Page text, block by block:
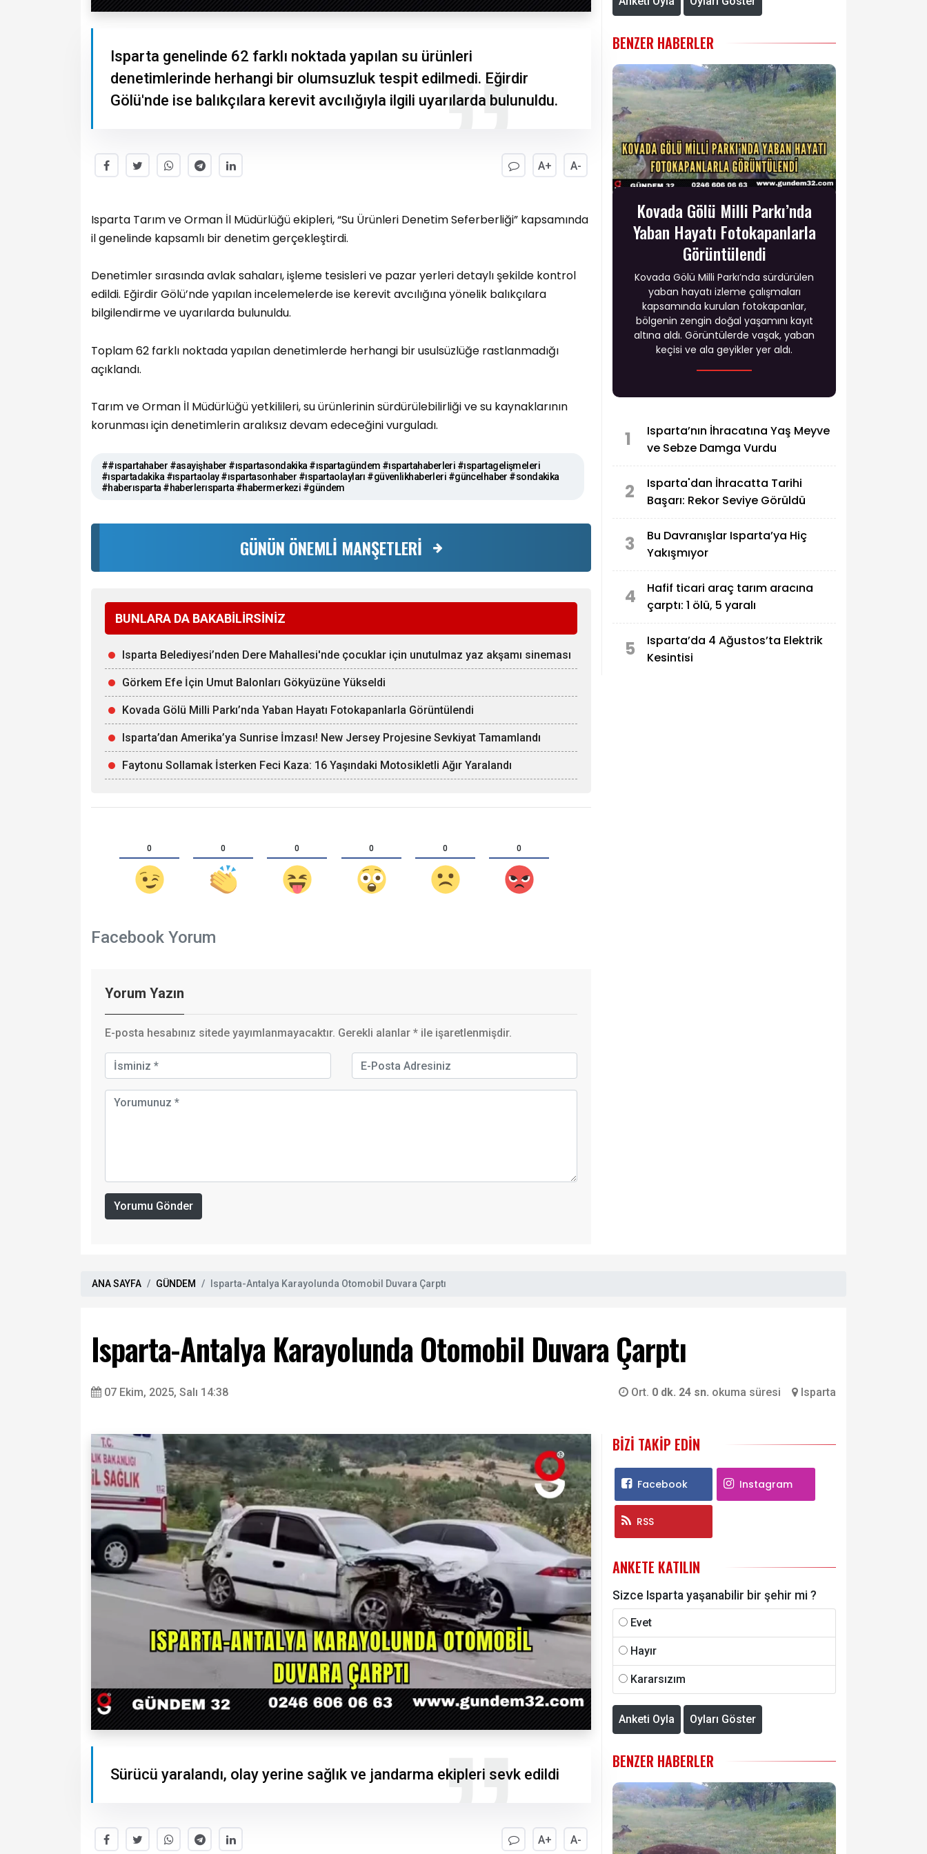
Isparta genelinde 62 farklı noktada yapılan su ürünleri
denetimlerinde herhangi bir olumsuzluk tespit edilmedi. Eğirdir
Gölü'nde ise balıkçılara kerevit avcılığıyla ilgili uyarılarda bulunuldu.
A+ A-
Isparta Tarım ve Orman İl Müdürlüğü ekipleri, “Su Ürünleri Denetim Seferberliği” kapsamında
il genelinde kapsamlı bir denetim gerçekleştirdi.
Denetimler sırasında avlak sahaları, işleme tesisleri ve pazar yerleri detaylı şekilde kontrol
edildi. Eğirdir Gölü’nde yapılan incelemelerde ise kerevit avcılığına yönelik balıkçılara
bilgilendirme ve uyarılarda bulunuldu.
Toplam 62 farklı noktada yapılan denetimlerde herhangi bir usulsüzlüğe rastlanmadığı
açıklandı.
Tarım ve Orman İl Müdürlüğü yetkilileri, su ürünlerinin sürdürülebilirliği ve su kaynaklarının
korunması için denetimlerin aralıksız devam edeceğini vurguladı.
##ıspartahaber #asayişhaber #ıspartasondakika #ıspartagündem #ıspartahaberleri #ıspartagelişmeleri
#ıspartadakika #ıspartaolay #ıspartasonhaber #ıspartaolayları #güvenlikhaberleri #güncelhaber #sondakika
#haberısparta #haberlerısparta #habermerkezi #gündem
GÜNÜN ÖNEMLİ MANŞETLERİ
BUNLARA DA BAKABİLİRSİNİZ
Isparta Belediyesi’nden Dere Mahallesi'nde çocuklar için unutulmaz yaz akşamı sineması
Görkem Efe İçin Umut Balonları Gökyüzüne Yükseldi
Kovada Gölü Milli Parkı’nda Yaban Hayatı Fotokapanlarla Görüntülendi
Isparta’dan Amerika’ya Sunrise İmzası! New Jersey Projesine Sevkiyat Tamamlandı
Faytonu Sollamak İsterken Feci Kaza: 16 Yaşındaki Motosikletli Ağır Yaralandı
0 0 0 0 0 0
Facebook Yorum
Yorum Yazın
E-posta hesabınız sitede yayımlanmayacaktır. Gerekli alanlar * ile işaretlenmişdir.
Yorumu Gönder
BENZER HABERLER
Kovada Gölü Milli Parkı’nda
Yaban Hayatı Fotokapanlarla
Görüntülendi
Kovada Gölü Milli Parkı’nda sürdürülen
yaban hayatı izleme çalışmaları
kapsamında kurulan fotokapanlar,
bölgenin zengin doğal yaşamını kayıt
altına aldı. Görüntülerde vaşak, yaban
keçisi ve ala geyikler yer aldı.
1
Isparta’nın İhracatına Yaş Meyve
ve Sebze Damga Vurdu
2
Isparta'dan İhracatta Tarihi
Başarı: Rekor Seviye Görüldü
3
Bu Davranışlar Isparta’ya Hiç
Yakışmıyor
4
Hafif ticari araç tarım aracına
çarptı: 1 ölü, 5 yaralı
5
Isparta’da 4 Ağustos’ta Elektrik
Kesintisi
ANA SAYFA GÜNDEM Isparta-Antalya Karayolunda Otomobil Duvara Çarptı
Isparta-Antalya Karayolunda Otomobil Duvara Çarptı
07 Ekim, 2025, Salı 14:38 Ort. 0 dk. 24 sn. okuma süresi Isparta
Sürücü yaralandı, olay yerine sağlık ve jandarma ekipleri sevk edildi
A+ A-
BIZI TAKIP EDIN
Facebook Instagram
RSS
ANKETE KATILIN
Sizce Isparta yaşanabilir bir şehir mi ?
Evet
Hayır
Kararsızım
Anketi Oyla Oyları Göster
BENZER HABERLER